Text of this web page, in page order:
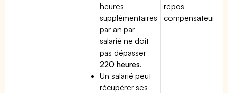
heures
supplémentaires
par an par
salarié ne doit
pas dépasser
220 heures.
Un salarié peut
récupérer ses
repos
compensateur.